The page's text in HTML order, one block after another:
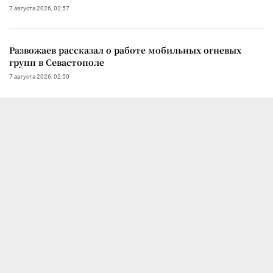
7 августа 2026, 02:57
Развожаев рассказал о работе мобильных огневых
групп в Севастополе
7 августа 2026, 02:50